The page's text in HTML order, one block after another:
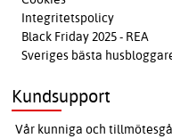
Integritetspolicy
Black Friday 2025 - REA
Sveriges bästa
Kundsupport
Vår kunniga och